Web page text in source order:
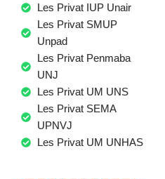
Les Privat IUP Unair
Les Privat SMUP
Unpad
Les Privat Penmaba
UNJ
Les Privat UM UNS
Les Privat SEMA
UPNVJ
Les Privat UM UNHAS